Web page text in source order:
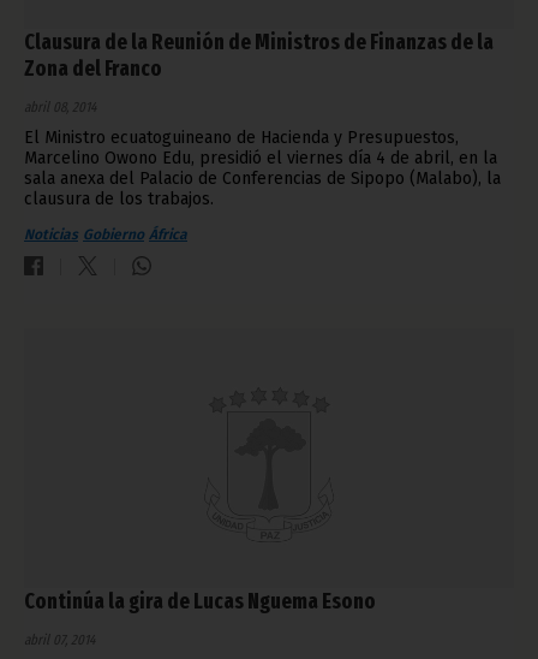
Clausura de la Reunión de Ministros de Finanzas de la
Zona del Franco
abril 08, 2014
El Ministro ecuatoguineano de Hacienda y Presupuestos,
Marcelino Owono Edu, presidió el viernes día 4 de abril, en la
sala anexa del Palacio de Conferencias de Sipopo (Malabo), la
clausura de los trabajos.
Noticias Gobierno África
Continúa la gira de Lucas Nguema Esono
abril 07, 2014